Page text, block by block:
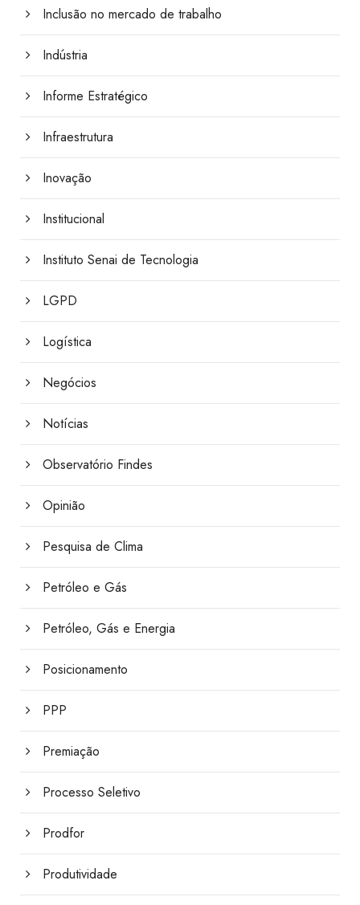
Inclusão no mercado de trabalho
Indústria
Informe Estratégico
Infraestrutura
Inovação
Institucional
Instituto Senai de Tecnologia
LGPD
Logística
Negócios
Notícias
Observatório Findes
Opinião
Pesquisa de Clima
Petróleo e Gás
Petróleo, Gás e Energia
Posicionamento
PPP
Premiação
Processo Seletivo
Prodfor
Produtividade